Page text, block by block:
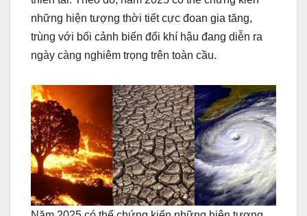
những hiện tượng thời tiết cực đoan gia tăng,
trùng với bối cảnh biến đổi khí hậu đang diễn ra
ngày càng nghiêm trọng trên toàn cầu.